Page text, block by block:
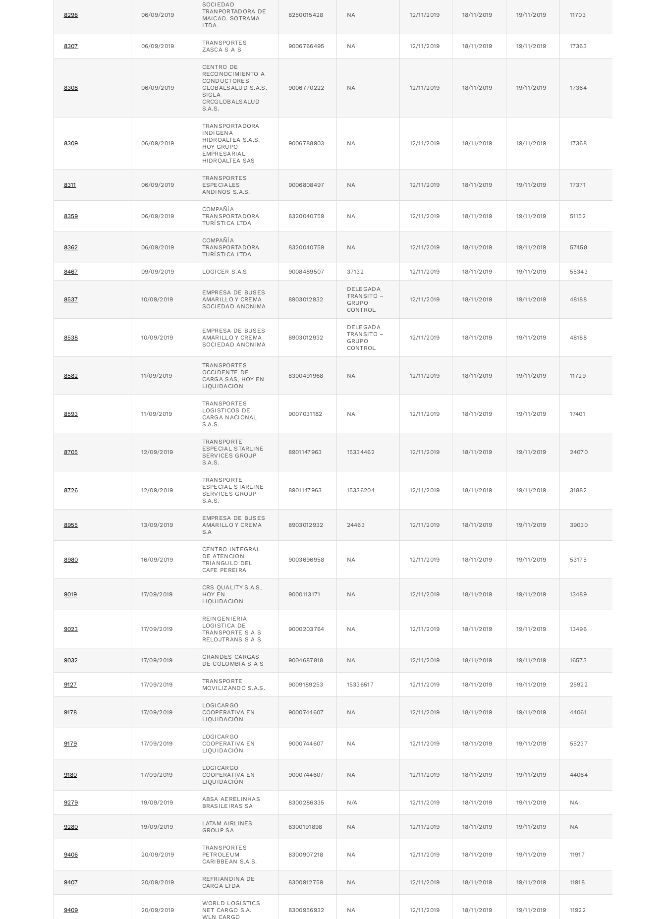
8298 06/09/2019
SOCIEDAD
TRANPORTADORA DE
MAICAO. SOTRAMA
LTDA.
8250015428 NA 12/11/2019 18/11/2019 19/11/2019 11703
8307 06/09/2019
TRANSPORTES
ZASCA S A S
9006766495 NA 12/11/2019 18/11/2019 19/11/2019 17363
8308 06/09/2019
CENTRO DE
RECONOCIMIENTO A
CONDUCTORES
GLOBALSALUD S.A.S.
SIGLA
CRCGLOBALSALUD
S.A.S.
9006770222 NA 12/11/2019 18/11/2019 19/11/2019 17364
8309 06/09/2019
TRANSPORTADORA
INDIGENA
HIDROALTEA S.A.S.
HOY GRUPO
EMPRESARIAL
HIDROALTEA SAS
9006788903 NA 12/11/2019 18/11/2019 19/11/2019 17368
8311 06/09/2019
TRANSPORTES
ESPECIALES
ANDINOS S.A.S.
9006808497 NA 12/11/2019 18/11/2019 19/11/2019 17371
8359 06/09/2019
COMPAÑÍA
TRANSPORTADORA
TURÍSTICA LTDA
8320040759 NA 12/11/2019 18/11/2019 19/11/2019 51152
8362 06/09/2019
COMPAÑÍA
TRANSPORTADORA
TURÍSTICA LTDA
8320040759 NA 12/11/2019 18/11/2019 19/11/2019 57458
8467 09/09/2019 LOGICER S.A.S 9008489507 37132 12/11/2019 18/11/2019 19/11/2019 55343
8537 10/09/2019
EMPRESA DE BUSES
AMARILLO Y CREMA
SOCIEDAD ANONIMA
8903012932
DELEGADA
TRANSITO –
GRUPO
CONTROL
12/11/2019 18/11/2019 19/11/2019 48188
8538 10/09/2019
EMPRESA DE BUSES
AMARILLO Y CREMA
SOCIEDAD ANONIMA
8903012932
DELEGADA
TRANSITO –
GRUPO
CONTROL
12/11/2019 18/11/2019 19/11/2019 48188
8582 11/09/2019
TRANSPORTES
OCCIDENTE DE
CARGA SAS, HOY EN
LIQUIDACION
8300491968 NA 12/11/2019 18/11/2019 19/11/2019 11729
8593 11/09/2019
TRANSPORTES
LOGISTICOS DE
CARGA NACIONAL
S.A.S.
9007031182 NA 12/11/2019 18/11/2019 19/11/2019 17401
8705 12/09/2019
TRANSPORTE
ESPECIAL STARLINE
SERVICES GROUP
S.A.S.
8901147963 15334462 12/11/2019 18/11/2019 19/11/2019 24070
8726 12/09/2019
TRANSPORTE
ESPECIAL STARLINE
SERVICES GROUP
S.A.S.
8901147963 15336204 12/11/2019 18/11/2019 19/11/2019 31882
8955 13/09/2019
EMPRESA DE BUSES
AMARILLO Y CREMA
S.A
8903012932 24463 12/11/2019 18/11/2019 19/11/2019 39030
8980 16/09/2019
CENTRO INTEGRAL
DE ATENCION
TRIANGULO DEL
CAFE PEREIRA
9003696958 NA 12/11/2019 18/11/2019 19/11/2019 53175
9019 17/09/2019
CRS QUALITY S.A.S,
HOY EN
LIQUIDACION
9000113171 NA 12/11/2019 18/11/2019 19/11/2019 13489
9023 17/09/2019
REINGENIERIA
LOGISTICA DE
TRANSPORTE S A S
RELOJTRANS S A S
9000203764 NA 12/11/2019 18/11/2019 19/11/2019 13496
9032 17/09/2019
GRANDES CARGAS
DE COLOMBIA S A S
9004687818 NA 12/11/2019 18/11/2019 19/11/2019 16573
9127 17/09/2019
TRANSPORTE
MOVILIZANDO S.A.S.
9009189253 15336517 12/11/2019 18/11/2019 19/11/2019 25922
9178 17/09/2019
LOGICARGO
COOPERATIVA EN
LIQUIDACIÓN
9000744607 NA 12/11/2019 18/11/2019 19/11/2019 44061
9179 17/09/2019
LOGICARGO
COOPERATIVA EN
LIQUIDACIÓN
9000744607 NA 12/11/2019 18/11/2019 19/11/2019 55237
9180 17/09/2019
LOGICARGO
COOPERATIVA EN
LIQUIDACIÓN
9000744607 NA 12/11/2019 18/11/2019 19/11/2019 44064
9279 19/09/2019
ABSA AERELINHAS
BRASILEIRAS SA
8300286335 N/A 12/11/2019 18/11/2019 19/11/2019 NA
9280 19/09/2019
LATAM AIRLINES
GROUP SA
8300191898 NA 12/11/2019 18/11/2019 19/11/2019 NA
9406 20/09/2019
TRANSPORTES
PETROLEUM
CARIBBEAN S.A.S.
8300907218 NA 12/11/2019 18/11/2019 19/11/2019 11917
9407 20/09/2019
REFRIANDINA DE
CARGA LTDA
8300912759 NA 12/11/2019 18/11/2019 19/11/2019 11918
9409 20/09/2019
WORLD LOGISTICS
NET CARGO S.A.
WLN CARGO
8300956932 NA 12/11/2019 18/11/2019 19/11/2019 11922